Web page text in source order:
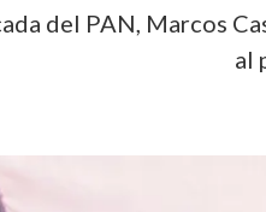
del PAN, Marcos
al